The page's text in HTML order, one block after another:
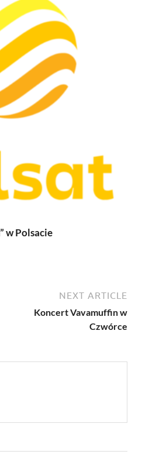
w Polsacie
NEXT ARTICLE
Koncert Vavamuffin w
Czwórce